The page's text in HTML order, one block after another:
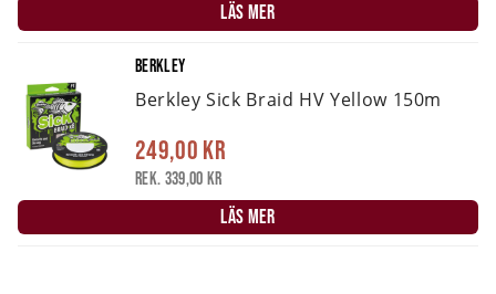
LÄS MER
BERKLEY
Berkley Sick Braid HV Yellow 150m
249,00 kr
Rek. 339,00 kr
LÄS MER